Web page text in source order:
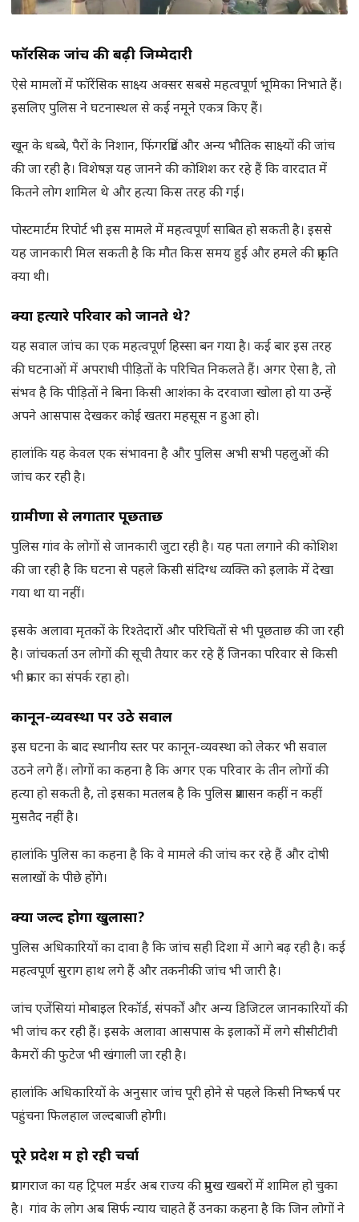
फॉरेंसिक जांच की बढ़ी जिम्मेदारी
ऐसे मामलों में फॉरेंसिक साक्ष्य अक्सर सबसे महत्वपूर्ण भूमिका निभाते हैं।
इसलिए पुलिस ने घटनास्थल से कई नमूने एकत्र किए हैं।
खून के धब्बे, पैरों के निशान, फिंगरप्रिंट और अन्य भौतिक साक्ष्यों की जांच
की जा रही है। विशेषज्ञ यह जानने की कोशिश कर रहे हैं कि वारदात में
कितने लोग शामिल थे और हत्या किस तरह की गई।
पोस्टमार्टम रिपोर्ट भी इस मामले में महत्वपूर्ण साबित हो सकती है। इससे
यह जानकारी मिल सकती है कि मौत किस समय हुई और हमले की प्रकृति
क्या थी।
क्या हत्यारे परिवार को जानते थे?
यह सवाल जांच का एक महत्वपूर्ण हिस्सा बन गया है। कई बार इस तरह
की घटनाओं में अपराधी पीड़ितों के परिचित निकलते हैं। अगर ऐसा है, तो
संभव है कि पीड़ितों ने बिना किसी आशंका के दरवाजा खोला हो या उन्हें
अपने आसपास देखकर कोई खतरा महसूस न हुआ हो।
हालांकि यह केवल एक संभावना है और पुलिस अभी सभी पहलुओं की
जांच कर रही है।
ग्रामीणों से लगातार पूछताछ
पुलिस गांव के लोगों से जानकारी जुटा रही है। यह पता लगाने की कोशिश
की जा रही है कि घटना से पहले किसी संदिग्ध व्यक्ति को इलाके में देखा
गया था या नहीं।
इसके अलावा मृतकों के रिश्तेदारों और परिचितों से भी पूछताछ की जा रही
है। जांचकर्ता उन लोगों की सूची तैयार कर रहे हैं जिनका परिवार से किसी
भी प्रकार का संपर्क रहा हो।
कानून-व्यवस्था पर उठे सवाल
इस घटना के बाद स्थानीय स्तर पर कानून-व्यवस्था को लेकर भी सवाल
उठने लगे हैं। लोगों का कहना है कि अगर एक परिवार के तीन लोगों की
हत्या हो सकती है, तो इसका मतलब है कि पुलिस प्रशासन कहीं न कहीं
मुसतैद नहीं है।
हालांकि पुलिस का कहना है कि वे मामले की जांच कर रहे हैं और दोषी
सलाखों के पीछे होंगे।
क्या जल्द होगा खुलासा?
पुलिस अधिकारियों का दावा है कि जांच सही दिशा में आगे बढ़ रही है। कई
महत्वपूर्ण सुराग हाथ लगे हैं और तकनीकी जांच भी जारी है।
जांच एजेंसियां मोबाइल रिकॉर्ड, संपर्कों और अन्य डिजिटल जानकारियों की
भी जांच कर रही हैं। इसके अलावा आसपास के इलाकों में लगे सीसीटीवी
कैमरों की फुटेज भी खंगाली जा रही है।
हालांकि अधिकारियों के अनुसार जांच पूरी होने से पहले किसी निष्कर्ष पर
पहुंचना फिलहाल जल्दबाजी होगी।
पूरे प्रदेश में हो रही चर्चा
प्रयागराज का यह ट्रिपल मर्डर अब राज्य की प्रमुख खबरों में शामिल हो चुका
है। गांव के लोग अब सिर्फ न्याय चाहते हैं उनका कहना है कि जिन लोगों ने